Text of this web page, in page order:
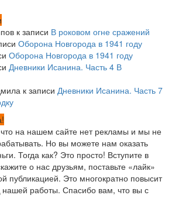
к записи В роковом огне сражений
Оборона Новгорода в 1941 году
Оборона Новгорода в 1941 году
Дневники Исанина. Часть 4 В
к записи Дневники Исанина. Часть 7
на нашем сайте нет рекламы и мы не
Но вы можете нам оказать
Тогда как? Это просто! Вступите в
о нас друзьям, поставьте «лайк»
публикацией. Это многократно повысит
работы. Спасибо вам, что вы с